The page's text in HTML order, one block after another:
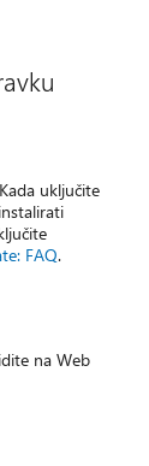
uključite
FAQ.
na Web